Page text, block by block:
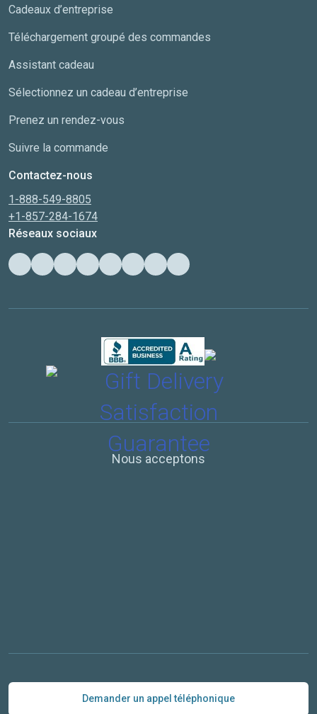
Cadeaux d’entreprise
Téléchargement groupé des commandes
Assistant cadeau
Sélectionnez un cadeau d’entreprise
Prenez un rendez-vous
Suivre la commande
Contactez-nous
1-888-549-8805
+1-857-284-1674
Réseaux sociaux
Nous acceptons
Demander un appel téléphonique